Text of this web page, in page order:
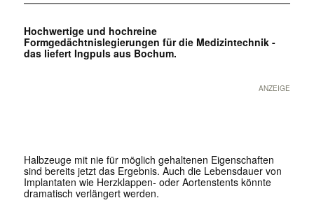
Hochwertige und hochreine
Formgedächtnislegierungen für die Medizintechnik -
das liefert Ingpuls aus Bochum.
ANZEIGE
Halbzeuge mit nie für möglich gehaltenen Eigenschaften
sind bereits jetzt das Ergebnis. Auch die Lebensdauer von
Implantaten wie Herzklappen- oder Aortenstents könnte
dramatisch verlängert werden.